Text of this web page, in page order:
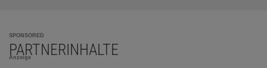
SPONSORED
PARTNERINHALTE
Anzeige